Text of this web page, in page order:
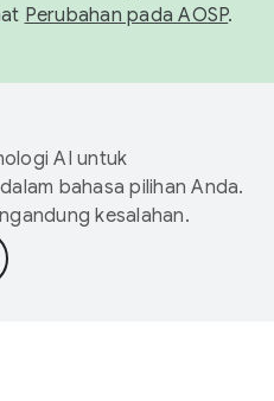
Perubahan pada AOSP.
AI untuk
bahasa pilihan Anda.
kesalahan.